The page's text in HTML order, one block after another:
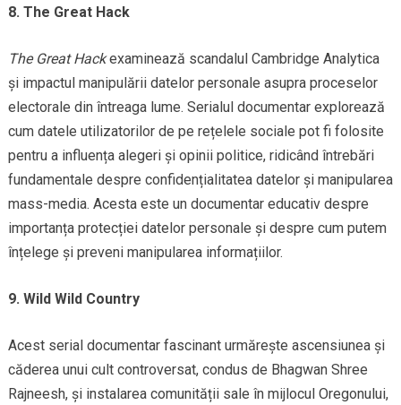
8. The Great Hack
The Great Hackexaminează scandalul Cambridge Analytica
și impactul manipulării datelor personale asupra proceselor
electorale din întreaga lume. Serialul documentar explorează
cum datele utilizatorilor de pe rețelele sociale pot fi folosite
pentru a influența alegeri și opinii politice, ridicând întrebări
fundamentale despre confidențialitatea datelor și manipularea
mass-media. Acesta este un documentar educativ despre
importanța protecției datelor personale și despre cum putem
înțelege și preveni manipularea informațiilor.
9. Wild Wild Country
Acest serial documentar fascinant urmărește ascensiunea și
căderea unui cult controversat, condus de Bhagwan Shree
Rajneesh, și instalarea comunității sale în mijlocul Oregonului,